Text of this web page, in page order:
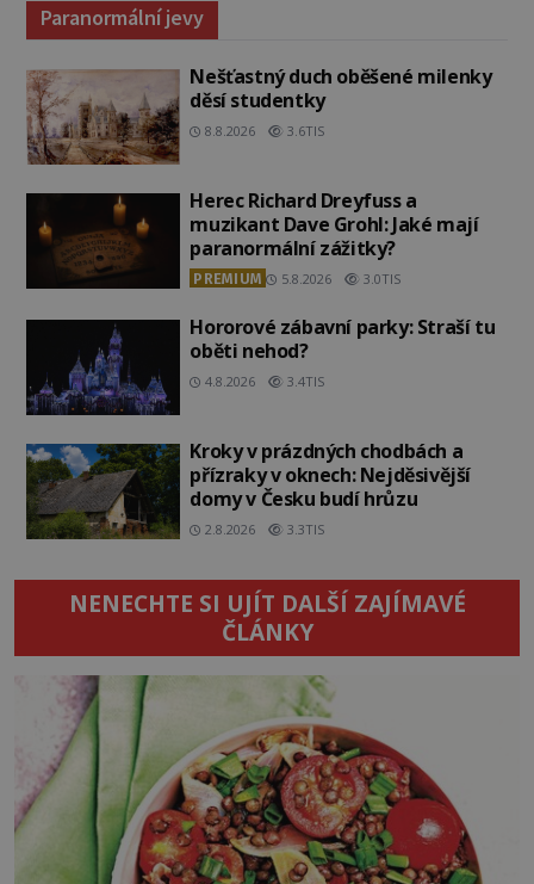
Paranormální jevy
Nešťastný duch oběšené milenky
děsí studentky
8.8.2026 3.6TIS
Herec Richard Dreyfuss a
muzikant Dave Grohl: Jaké mají
paranormální zážitky?
PREMIUM 5.8.2026 3.0TIS
Hororové zábavní parky: Straší tu
oběti nehod?
4.8.2026 3.4TIS
Kroky v prázdných chodbách a
přízraky v oknech: Nejděsivější
domy v Česku budí hrůzu
2.8.2026 3.3TIS
NENECHTE SI UJÍT DALŠÍ ZAJÍMAVÉ
ČLÁNKY